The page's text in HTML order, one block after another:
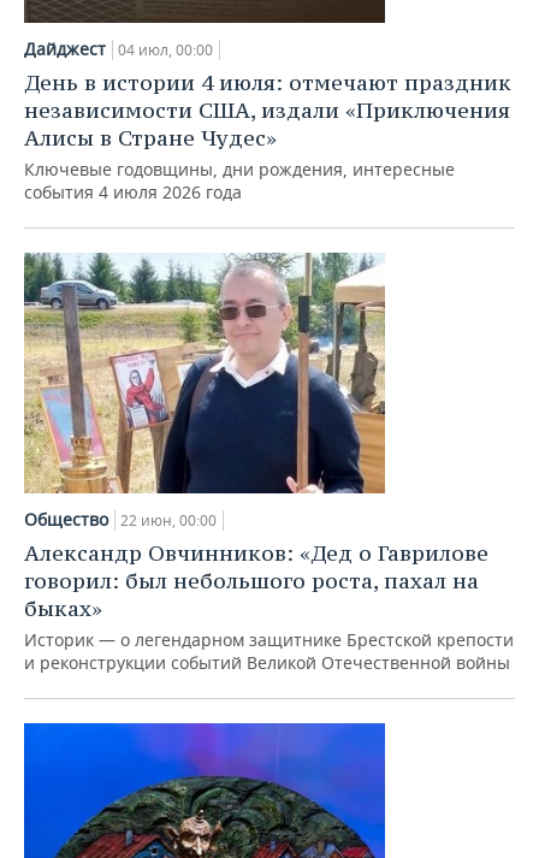
НЕФТЕХИМИЯ
НЕФТЬ
ОПК
ЭНЕРГЕТИКА
РОЗНИЧНАЯ ТОРГОВЛЯ
ТРАНСПОРТ
НОВОСТИ ТЕХНОЛОГИЙ
IT
МЕРОПРИЯТИЯ
НОВОСТИ МЕРОПРИЯТИЙ
ВЫЕЗДНАЯ РЕДАКЦИЯ
ONLINE-КОНФЕРЕНЦИИ
ОТКРЫТАЯ ЛЕКЦИЯ
СПОРТ
НОВОСТИ СПОРТА
ХОККЕЙ
БАСКЕТБОЛ
ВОЛЕЙБОЛ
КИБЕРСПОРТ
ФИГУРНОЕ КАТАНИЕ
ВОДНЫЕ ВИДЫ СПОРТА
ХОККЕЙ С МЯЧОМ
ВЛАСТЬ
ИНФРАСТРУКТУРА
ИСТОРИЯ
КУЛЬТУРА
МЕДИЦИНА
ОБРАЗОВАНИЕ
ПРОИСШЕСТВИЯ
СЮЖЕТЫ
СПРАВОЧНИК
СПИСОК ПЕРСОН
СПИСОК КОМПАНИЙ
ПОЛНАЯ ВЕРСИЯ
Дайджест 04 июл, 00:00
День в истории 4 июля: отмечают праздник
независимости США, издали «Приключения
Алисы в Стране Чудес»
Ключевые годовщины, дни рождения, интересные
события 4 июля 2026 года
Общество 22 июн, 00:00
Александр Овчинников: «Дед о Гаврилове
говорил: был небольшого роста, пахал на
быках»
Историк — о легендарном защитнике Брестской крепости
и реконструкции событий Великой Отечественной войны